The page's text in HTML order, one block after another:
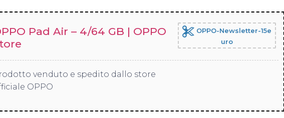
Pad Air – 4/64 GB | OPPO
OPPO-Newsletter-15e
uro
venduto e spedito dallo store
OPPO